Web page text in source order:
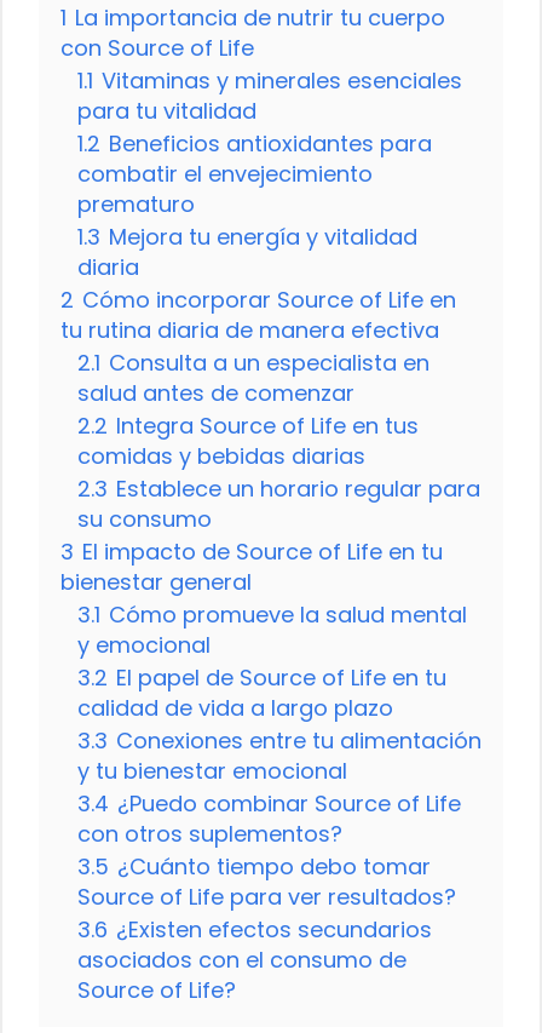
1 La importancia de nutrir tu cuerpo
con Source of Life
1.1 Vitaminas y minerales esenciales
para tu vitalidad
1.2 Beneficios antioxidantes para
combatir el envejecimiento
prematuro
1.3 Mejora tu energía y vitalidad
diaria
2 Cómo incorporar Source of Life en
tu rutina diaria de manera efectiva
2.1 Consulta a un especialista en
salud antes de comenzar
2.2 Integra Source of Life en tus
comidas y bebidas diarias
2.3 Establece un horario regular para
su consumo
3 El impacto de Source of Life en tu
bienestar general
3.1 Cómo promueve la salud mental
y emocional
3.2 El papel de Source of Life en tu
calidad de vida a largo plazo
3.3 Conexiones entre tu alimentación
y tu bienestar emocional
3.4 ¿Puedo combinar Source of Life
con otros suplementos?
3.5 ¿Cuánto tiempo debo tomar
Source of Life para ver resultados?
3.6 ¿Existen efectos secundarios
asociados con el consumo de
Source of Life?